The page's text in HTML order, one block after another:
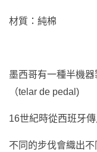
材質：純棉
墨西哥有一種半機器
（telar de pedal)
16世紀時從西班牙
不同的步伐會織出